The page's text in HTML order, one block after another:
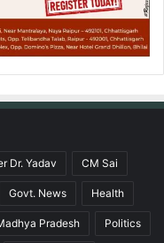
Dr. Yadav CM Sai
Govt. News Health
Pradesh Politics